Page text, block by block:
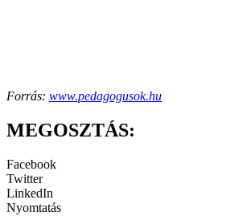
Forrás: www.pedagogusok.hu
MEGOSZTÁS:
Facebook
Twitter
LinkedIn
Nyomtatás